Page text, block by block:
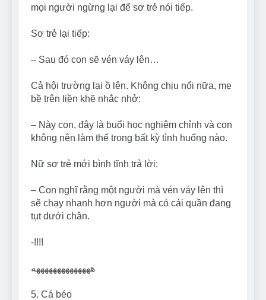
mọi người ngừng lại để sơ trẻ nói tiếp.
Sơ trẻ lại tiếp:
– Sau đó con sẽ vén váy lên…
Cả hội trường lại ồ lên. Không chịu nổi nữa, mẹ
bề trên liền khẽ nhắc nhở:
– Này con, đây là buổi học nghiêm chỉnh và con
không nên làm thế trong bất kỳ tình huống nào.
Nữ sơ trẻ mới bình tĩnh trả lời:
– Con nghĩ rằng một người mà vén váy lên thì
sẽ chạy nhanh hơn người mà có cái quần đang
tụt dưới chân.
-!!!!
ههههههههههههههه
5. Cá béo